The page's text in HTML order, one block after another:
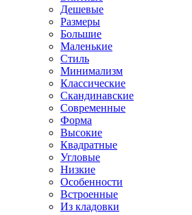
Дешевые
Размеры
Большие
Маленькие
Стиль
Минимализм
Классические
Скандинавские
Современные
Форма
Высокие
Квадратные
Угловые
Низкие
Особенности
Встроенные
Из кладовки